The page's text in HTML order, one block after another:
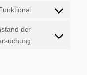
der